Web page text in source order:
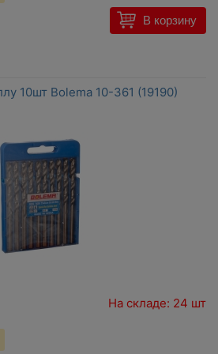
В корзину
10шт Bolema 10-361 (19190)
На складе: 24 шт